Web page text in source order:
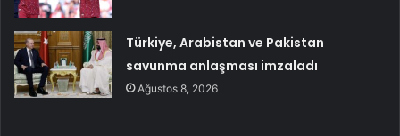
Türkiye, Arabistan ve Pakistan
savunma anlaşması imzaladı
Ağustos 8, 2026